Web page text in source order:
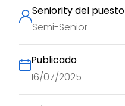
Seniority del puesto
Semi-Senior
Publicado
16/07/2025